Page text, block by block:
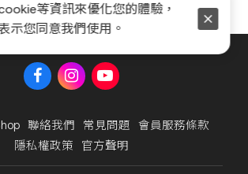
聯絡我們 常見問題 會員服務條款
隱私權政策 官方聲明
等資訊來優化您的體驗，
示您同意我們使用。